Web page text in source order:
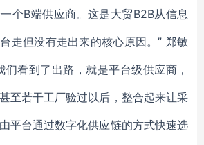
个B端供应商。这是大贸B2B从信息
走但没有走出来的核心原因。” 郑敏
们看到了出路，就是平台级供应商，
至若干工厂验过以后，整合起来让采
平台通过数字化供应链的方式快速选